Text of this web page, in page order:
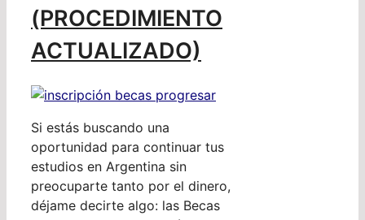
(PROCEDIMIENTO
ACTUALIZADO)
Si estás buscando una
oportunidad para continuar tus
estudios en Argentina sin
preocuparte tanto por el dinero,
déjame decirte algo: las Becas